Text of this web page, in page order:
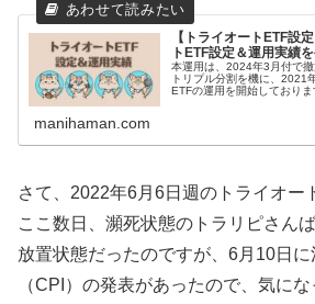
【トライオートETF設
トETF設定＆運用実績
本運用は、2024年3月付で
トリプル分割を機に、2021
ETFの運用を開始しておりま
manihaman.com
さて、2022年6月6日週のトライオー
ここ数日、瀕死状態のトラリピさん
放置状態だったのですが、6月10日
（CPI）の発表があったので、気に